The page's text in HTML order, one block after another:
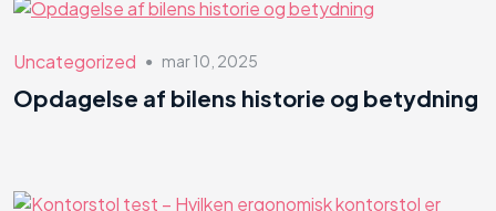
Uncategorized ● mar 10, 2025
Opdagelse af bilens historie og betydning